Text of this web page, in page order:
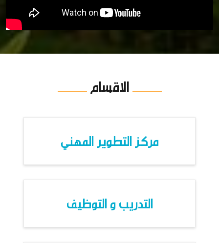
الاقسام
مركز التطوير المهني
التدريب و التوظيف